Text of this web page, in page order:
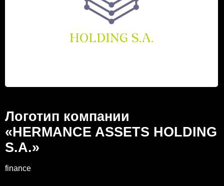
Логотип компании
«HERMANCE ASSETS HOLDING
S.A.»
finance